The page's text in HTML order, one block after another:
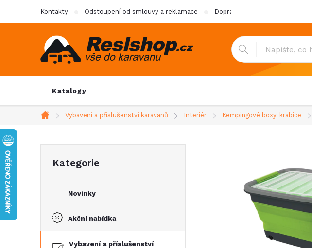
Kontakty Odstoupení od smlouvy a reklamace Doprava & platba
Katalogy
Domů
Vybavení a příslušenství karavanů Interiér Kempingové boxy, krabice
t
kategorie
Kategorie
Novinky
Akční nabídka
Vybavení a příslušenství